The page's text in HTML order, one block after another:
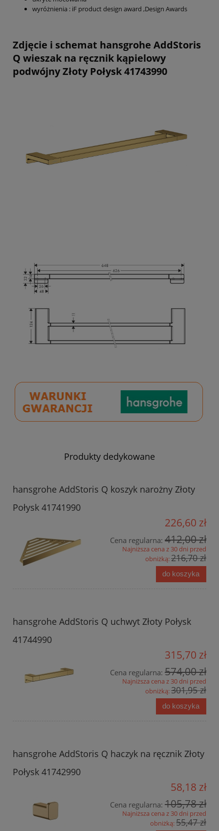
wyróżnienia : iF product design award ,Design Awards
Zdjęcie i schemat hansgrohe AddStoris
Q wieszak na ręcznik kąpielowy
podwójny Złoty Połysk 41743990
Produkty dedykowane
hansgrohe AddStoris Q koszyk narożny Złoty
Połysk 41741990
226,60 zł
Cena regularna: 412,00 zł
Najniższa cena z 30 dni przed
obniżką:216,70 zł
do koszyka
hansgrohe AddStoris Q uchwyt Złoty Połysk
41744990
315,70 zł
Cena regularna: 574,00 zł
Najniższa cena z 30 dni przed
obniżką:301,95 zł
do koszyka
hansgrohe AddStoris Q haczyk na ręcznik Złoty
Połysk 41742990
58,18 zł
Cena regularna: 105,78 zł
Najniższa cena z 30 dni przed
obniżką:55,47 zł